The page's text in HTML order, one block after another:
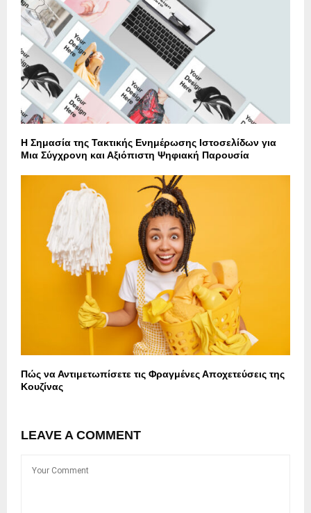
Η Σημασία της Τακτικής Ενημέρωσης Ιστοσελίδων για
Μια Σύγχρονη και Αξιόπιστη Ψηφιακή Παρουσία
Πώς να Αντιμετωπίσετε τις Φραγμένες Αποχετεύσεις της
Κουζίνας
LEAVE A COMMENT